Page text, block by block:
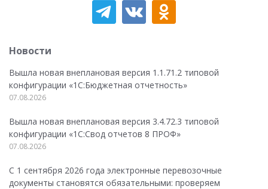
Новости
Вышла новая внеплановая версия 1.1.71.2 типовой
конфигурации «1C:Бюджетная отчетность»
07.08.2026
Вышла новая внеплановая версия 3.4.72.3 типовой
конфигурации «1C:Свод отчетов 8 ПРОФ»
07.08.2026
С 1 сентября 2026 года электронные перевозочные
документы становятся обязательными: проверяем